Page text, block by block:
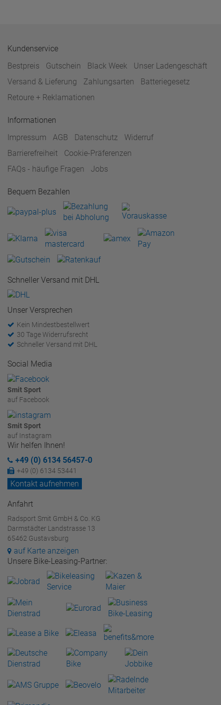
Kundenservice
Bestpreis
Gutschein Black Week
Unser Ladengeschäft
Versand & Lieferung
Zahlungsarten
Batteriegesetz
Retoure + Reklamationen
Informationen
Impressum
AGB Datenschutz
Widerruf
Barrierefreiheit
Cookie-Präferenzen
FAQs - häufige Fragen
Jobs
Bequem Bezahlen
Schneller Versand mit DHL
Unser Versprechen
Kein Mindestbestellwert
30 Tage Widerrufsrecht
Schneller Versand mit DHL
Social Media
Smit Sport
auf Facebook
Smit Sport
auf Instagram
Wir helfen Ihnen!
+49 (0) 6134 56457-0
+49 (0) 6134 53441
Kontakt aufnehmen
Anfahrt
Radsport Smit GmbH & Co. KG
Darmstädter Landstrasse 13
65462 Gustavsburg
auf Karte anzeigen
Unsere Bike-Leasing-Partner: